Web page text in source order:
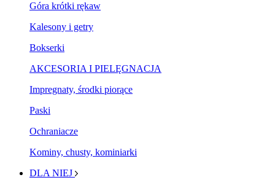
Góra krótki rękaw
Kalesony i getry
Bokserki
AKCESORIA I PIELĘGNACJA
Impregnaty, środki piorące
Paski
Ochraniacze
Kominy, chusty, kominiarki
DLA NIEJ